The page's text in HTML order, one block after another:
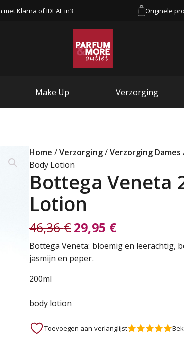
Klarna of IDEAL in3 Originele
Make Up Verzorging
Home /Verzorging/Verzorging Dames
Body Lotion
Bottega Veneta
Lotion
46,36€
Oorspronkelijke
prijs
29,95 €
Huidige
prijs
Bottega Veneta: bloemig en leerachtig,
jasmijn en peper.
200ml
body lotion
Toevoegen aan verlanglijst